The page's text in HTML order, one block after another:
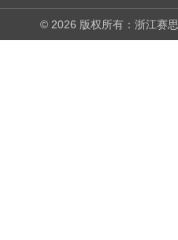
© 2026 版权所有：浙江赛